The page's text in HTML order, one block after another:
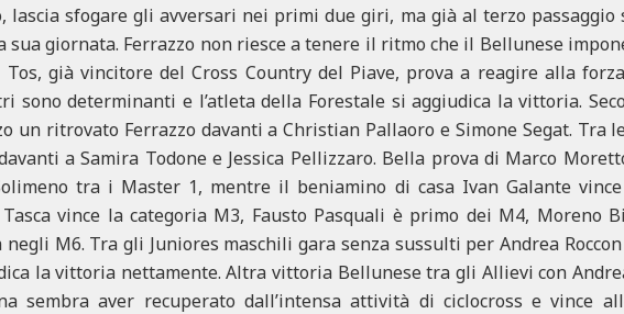
lascia sfogare gli avversari nei primi due giri, ma già al terzo passaggio
sua giornata. Ferrazzo non riesce a tenere il ritmo che il Bellunese
Tos, già vincitore del Cross Country del Piave, prova a reagire alla
sono determinanti e l’atleta della Forestale si aggiudica la vittoria.
un ritrovato Ferrazzo davanti a Christian Pallaoro e Simone Segat. Tra
a Samira Todone e Jessica Pellizzaro. Bella prova di Marco
tra i Master 1, mentre il beniamino di casa Ivan Galante
vince la categoria M3, Fausto Pasquali è primo dei M4, Moreno
negli M6. Tra gli Juniores maschili gara senza sussulti per Andrea
la vittoria nettamente. Altra vittoria Bellunese tra gli Allievi con
sembra aver recuperato dall’intensa attività di ciclocross e vince